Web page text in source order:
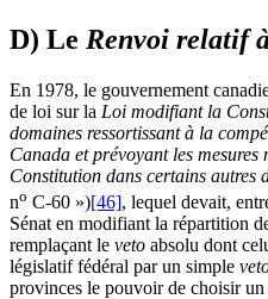
D) Le Renvoi relatif
En 1978, le gouvernement
de loi sur la Loi modifiant la
domaines ressortissant à la
Canada et prévoyant les
Constitution dans certains autres
no C-60 »)[46], lequel devait,
Sénat en modifiant la répartition
remplaçant le veto absolu dont
législatif fédéral par un simple
provinces le pouvoir de choisir un